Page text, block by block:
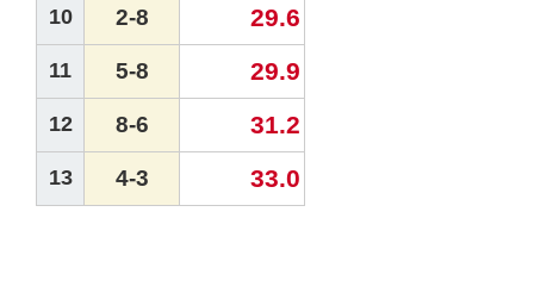
10 2-8 29.6
11 5-8 29.9
12 8-6 31.2
13 4-3 33.0